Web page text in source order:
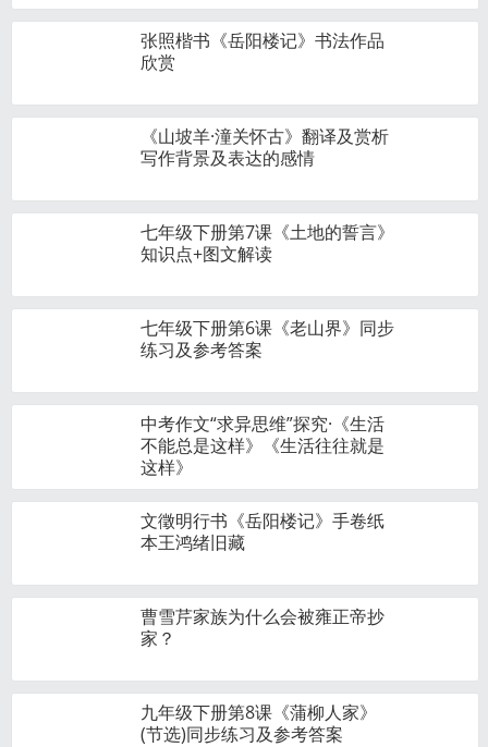
张照楷书《岳阳楼记》书法作品
欣赏
《山坡羊·潼关怀古》翻译及赏析
写作背景及表达的感情
七年级下册第7课《土地的誓言》
知识点+图文解读
七年级下册第6课《老山界》同步
练习及参考答案
中考作文“求异思维”探究·《生活
不能总是这样》《生活往往就是
这样》
文徵明行书《岳阳楼记》手卷纸
本王鸿绪旧藏
曹雪芹家族为什么会被雍正帝抄
家？
九年级下册第8课《蒲柳人家》
(节选)同步练习及参考答案